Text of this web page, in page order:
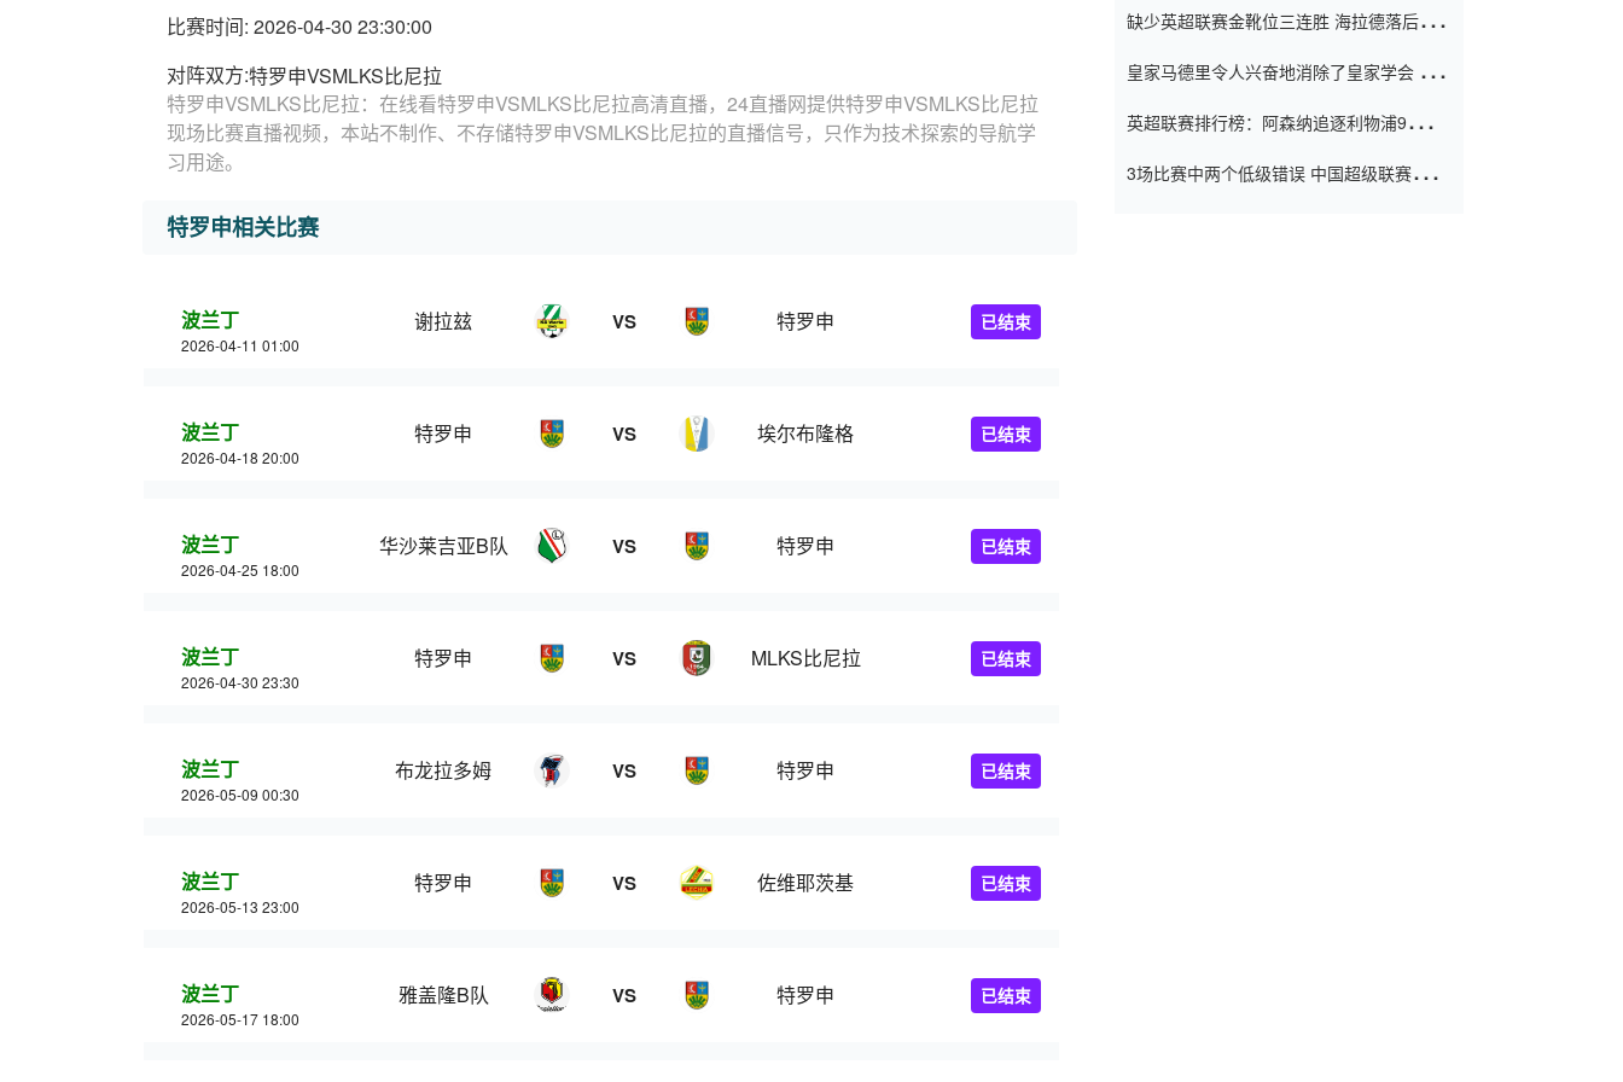
比赛时间: 2026-04-30 23:30:00
对阵双方:特罗申VSMLKS比尼拉
特罗申VSMLKS比尼拉：在线看特罗申VSMLKS比尼拉高清直播，24直播网提供特罗申VSMLKS比尼拉
现场比赛直播视频，本站不制作、不存储特罗申VSMLKS比尼拉的直播信号，只作为技术探索的导航学
习用途。
特罗申相关比赛
波兰丁
2026-04-11 01:00
谢拉玆 VS 特罗申 已结束
波兰丁
2026-04-18 20:00
特罗申 VS 埃尔布隆格 已结束
波兰丁
2026-04-25 18:00
华沙莱吉亚B队 VS 特罗申 已结束
波兰丁
2026-04-30 23:30
特罗申 VS MLKS比尼拉 已结束
波兰丁
2026-05-09 00:30
布龙拉多姆 VS 特罗申 已结束
波兰丁
2026-05-13 23:00
特罗申 VS 佐维耶茨基 已结束
波兰丁
2026-05-17 18:00
雅盖隆B队 VS 特罗申 已结束
窗口
缺少英超联赛金靴位三连胜 海拉德落后6球
皇家马德里令人兴奋地消除了皇家学会 安
英超联赛排行榜：阿森纳追逐利物浦9分 曼
3场比赛中两个低级错误 中国超级联赛的前